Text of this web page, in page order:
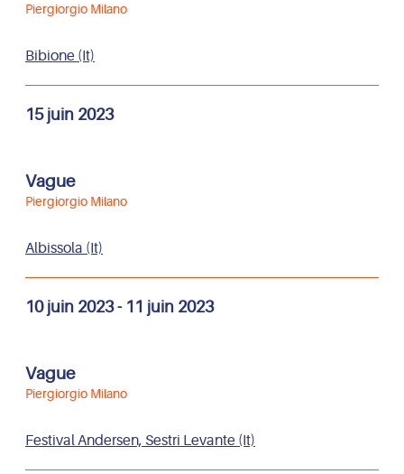
Piergiorgio Milano
Bibione (It)
15 juin 2023
Vague
Piergiorgio Milano
Albissola (It)
10 juin 2023- 11 juin 2023
Vague
Piergiorgio Milano
Festival Andersen, Sestri Levante (It)